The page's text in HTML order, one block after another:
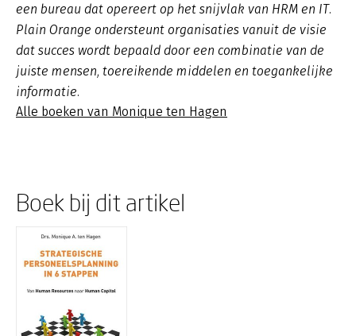
een bureau dat opereert op het snijvlak van HRM en IT.
Plain Orange ondersteunt organisaties vanuit de visie
dat succes wordt bepaald door een combinatie van de
juiste mensen, toereikende middelen en toegankelijke
informatie.
Alle boeken van Monique ten Hagen
Boek bij dit artikel